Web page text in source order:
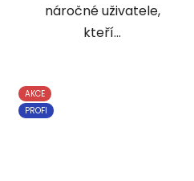
náročné uživatele,
kteří...
AKCE
PROFI